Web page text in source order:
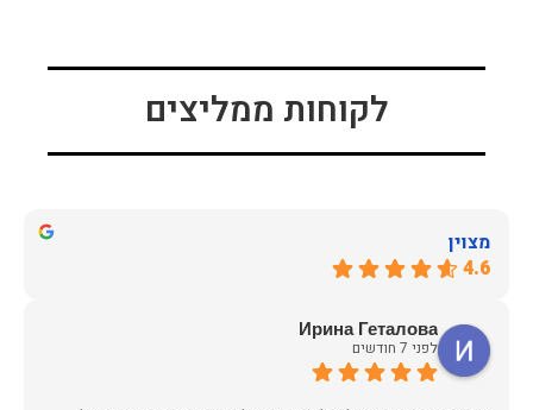
לקוחות ממליצים
מצוין
4.6
Ирина Геталова
לפני 7 חודשים